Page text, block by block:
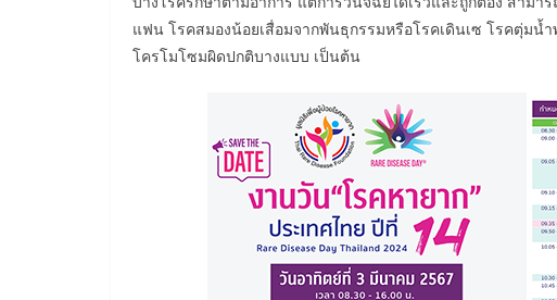
แฟน โรคสมองน้อยเสื่อมจากพันธุกรรมหรือโรคเดินเซ โรคตุ่มน้
โครโมโซมผิดปกติบางแบบ เป็นต้น